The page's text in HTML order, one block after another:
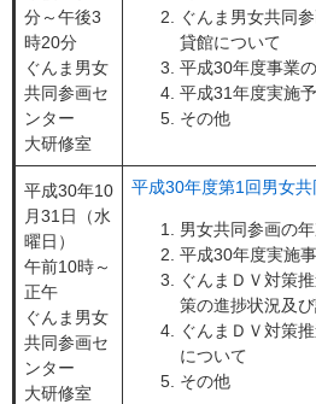
分～午後3
時20分
ぐんま男女
共同参画セ
ンター
大研修室
ぐんま男女共同
貸館について
平成30年度事業
平成31年度実施
その他
平成30年10
月31日（水
曜日）
午前10時～
正午
ぐんま男女
共同参画セ
ンター
大研修室
平成30年度第1回男女
男女共同参画の
平成30年度実施
ぐんまＤＶ対策
策の進捗状況及
ぐんまＤＶ対策
について
その他